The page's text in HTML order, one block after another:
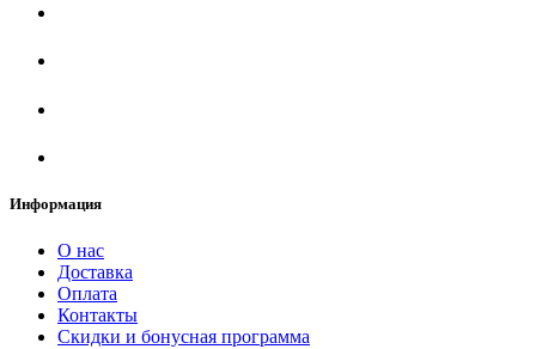
Информация
О нас
Доставка
Оплата
Контакты
Скидки и бонусная программа